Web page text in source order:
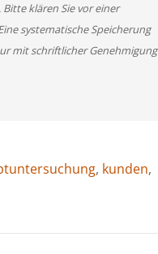
klären Sie vor einer
systematische Speicherung
mit schriftlicher Genehmigung
, kunden,